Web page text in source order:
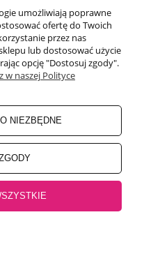
SKLEPIE
18 |Salon Jaworzno
600 Oświęcim, ul. Mickiewicza 10
umożliwiają poprawne
ofertę do Twoich
przez nas
lub dostosować użycie
opcję "Dostosuj zgody".
w naszej Polityce
NIEZBĘDNE